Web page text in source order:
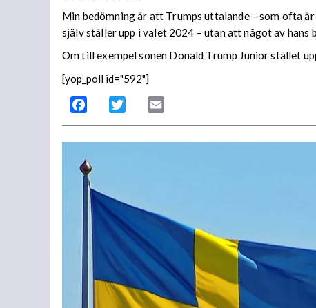
Min bedömning är att Trumps uttalande – som ofta
själv ställer upp i valet 2024 – utan att något av hans
Om till exempel sonen Donald Trump Junior stället
[yop_poll id="592"]
Facebook Twitter